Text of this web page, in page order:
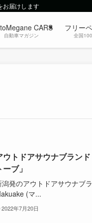
お届けします
CARS
自動車マガジン
フリー
全国
ウトドアサウナブラン
ーブ」
潟発のアウトドアサウナブ
(マ...
2022年7月20日